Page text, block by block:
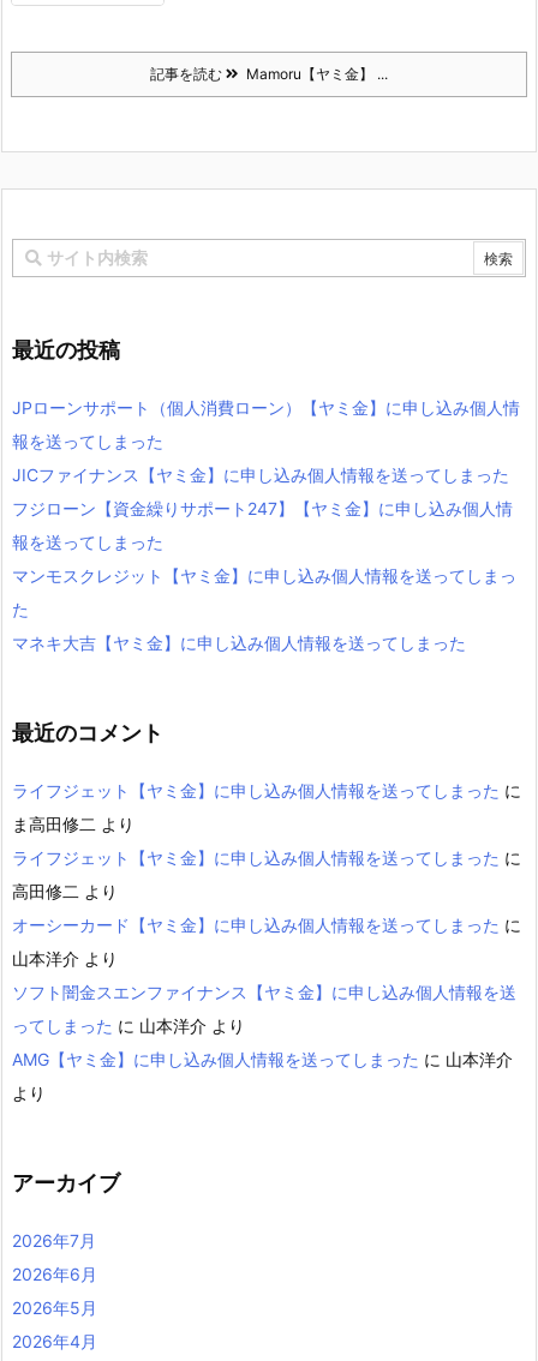
記事を読む Mamoru【ヤミ金】 ...
最近の投稿
JPローンサポート（個人消費ローン）【ヤミ金】に申し込み個人情
報を送ってしまった
JICファイナンス【ヤミ金】に申し込み個人情報を送ってしまった
フジローン【資金繰りサポート247】【ヤミ金】に申し込み個人情
報を送ってしまった
マンモスクレジット【ヤミ金】に申し込み個人情報を送ってしまっ
た
マネキ大吉【ヤミ金】に申し込み個人情報を送ってしまった
最近のコメント
ライフジェット【ヤミ金】に申し込み個人情報を送ってしまった に
ま高田修二 より
ライフジェット【ヤミ金】に申し込み個人情報を送ってしまった に
高田修二 より
オーシーカード【ヤミ金】に申し込み個人情報を送ってしまった に
山本洋介 より
ソフト闇金スエンファイナンス【ヤミ金】に申し込み個人情報を送
ってしまった に 山本洋介 より
AMG【ヤミ金】に申し込み個人情報を送ってしまった に 山本洋介
より
アーカイブ
2026年7月
2026年6月
2026年5月
2026年4月